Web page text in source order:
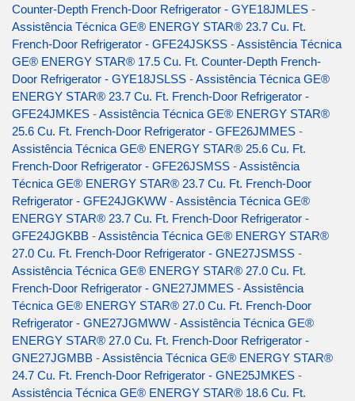
Counter-Depth French-Door Refrigerator - GYE18JMLES -
Assistência Técnica GE® ENERGY STAR® 23.7 Cu. Ft.
French-Door Refrigerator - GFE24JSKSS -Assistência Técnica
GE® ENERGY STAR® 17.5 Cu. Ft. Counter-Depth French-
Door Refrigerator - GYE18JSLSS -Assistência Técnica GE®
ENERGY STAR® 23.7 Cu. Ft. French-Door Refrigerator -
GFE24JMKES -Assistência Técnica GE® ENERGY STAR®
25.6 Cu. Ft. French-Door Refrigerator - GFE26JMMES -
Assistência Técnica GE® ENERGY STAR® 25.6 Cu. Ft.
French-Door Refrigerator - GFE26JSMSS -Assistência
Técnica GE® ENERGY STAR® 23.7 Cu. Ft. French-Door
Refrigerator - GFE24JGKWW -Assistência Técnica GE®
ENERGY STAR® 23.7 Cu. Ft. French-Door Refrigerator -
GFE24JGKBB -Assistência Técnica GE® ENERGY STAR®
27.0 Cu. Ft. French-Door Refrigerator - GNE27JSMSS -
Assistência Técnica GE® ENERGY STAR® 27.0 Cu. Ft.
French-Door Refrigerator - GNE27JMMES -Assistência
Técnica GE® ENERGY STAR® 27.0 Cu. Ft. French-Door
Refrigerator - GNE27JGMWW -Assistência Técnica GE®
ENERGY STAR® 27.0 Cu. Ft. French-Door Refrigerator -
GNE27JGMBB -Assistência Técnica GE® ENERGY STAR®
24.7 Cu. Ft. French-Door Refrigerator - GNE25JMKES -
Assistência Técnica GE® ENERGY STAR® 18.6 Cu. Ft.